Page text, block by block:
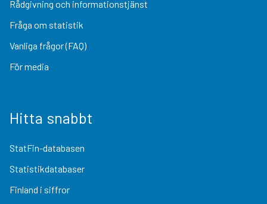
Rådgivning och informationstjänst
Fråga om statistik
Vanliga frågor (FAQ)
För media
Hitta snabbt
StatFin-databasen
Statistikdatabaser
Finland i siffror